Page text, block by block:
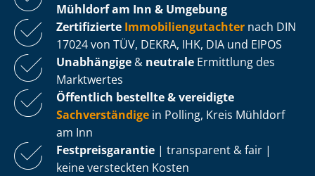
Mühldorf am Inn & Umgebung
Zertifizierte Im­mo­bi­li­en­gut­ach­ter nach DIN
17024 von TÜV, DEKRA, IHK, DIA und EIPOS
Unabhängige & neutrale Ermittlung des
Marktwertes
Öffentlich bestellte & vereidigte
Sachverständige in Polling, Kreis Mühldorf
am Inn
Fest­preis­ga­ran­tie | transparent & fair |
keine versteckten Kosten